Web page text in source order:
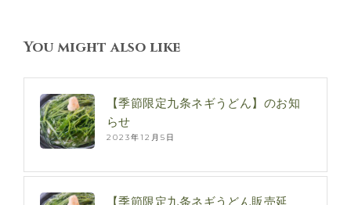
You might also like
【季節限定九条ネギうどん】のお知
らせ
2023年12月5日
【季節限定九条ネギうどん販売延